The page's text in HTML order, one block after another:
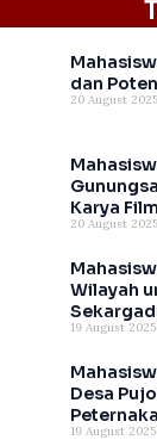
dan
20 August 2025
Karya Film
20 August 2025
Wilayah
19 August 2025
Desa
19 August 2025